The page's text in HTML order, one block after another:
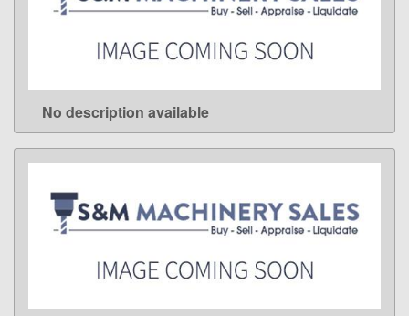
LEARN MORE
No description available